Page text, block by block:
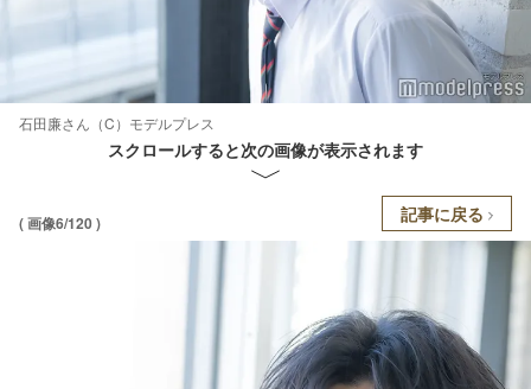
石田廉さん（C）モデルプレス
スクロールすると次の画像が表示されます
( 画像6/120 ) 記事に戻る